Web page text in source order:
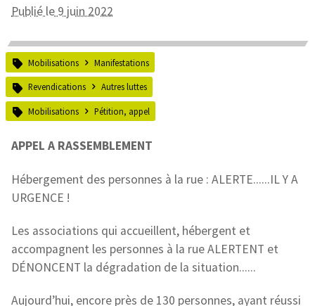
Publié le 9 juin 2022
Mobilisations Manifestations
Revendications Autres luttes
Mobilisations Pétition, appel
APPEL A RASSEMBLEMENT
Hébergement des personnes à la rue : ALERTE......IL Y A
URGENCE !
Les associations qui accueillent, hébergent et
accompagnent les personnes à la rue ALERTENT et
DÉNONCENT la dégradation de la situation......
Aujourd’hui, encore près de 130 personnes, ayant réussi